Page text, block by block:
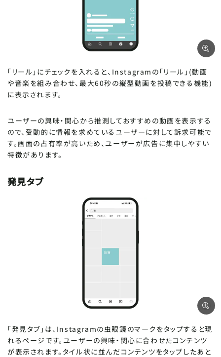
「リール」にチェックを入れると、Instagramの「リール」(動画
や音楽を組み合わせ、最大60秒の縦型動画を投稿できる機能)
に表示されます。
ユーザーの興味・関心から推測しておすすめの動画を表示する
ので、受動的に情報を求めているユーザーに対して訴求可能で
す。画面の占有率が高いため、ユーザーが広告に集中しやすい
特徴があります。
発見タブ
「発見タブ」は、Instagramの虫眼鏡のマークをタップすると現
れるページです。ユーザーの興味・関心に合わせたコンテンツ
が表示されます。タイル状に並んだコンテンツをタップしたあと